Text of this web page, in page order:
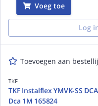
Voeg toe
Log
Toevoegen aan
TKF
TKF Instalflex YMVK-SS
Dca 1M 165824